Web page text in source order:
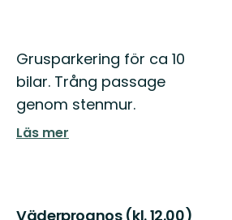
Beskrivning
Grusparkering för ca 10
bilar. Trång passage
genom stenmur.
Läs mer
Väderprognos (kl. 12.00)